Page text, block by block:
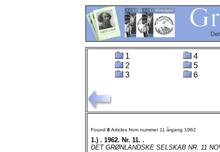
1
2
3
4
5
6
Found 8Articles from nummer 11 årgang 1962
1.) . 1962. Nr. 11. .
DET GRØNLANDSKE SELSKAB NR. 11